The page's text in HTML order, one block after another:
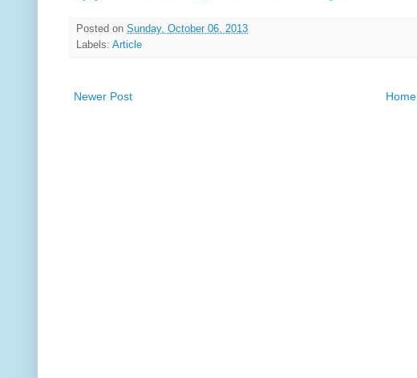
Posted on Sunday, October 06, 2013
Labels: Article
Newer Post Home